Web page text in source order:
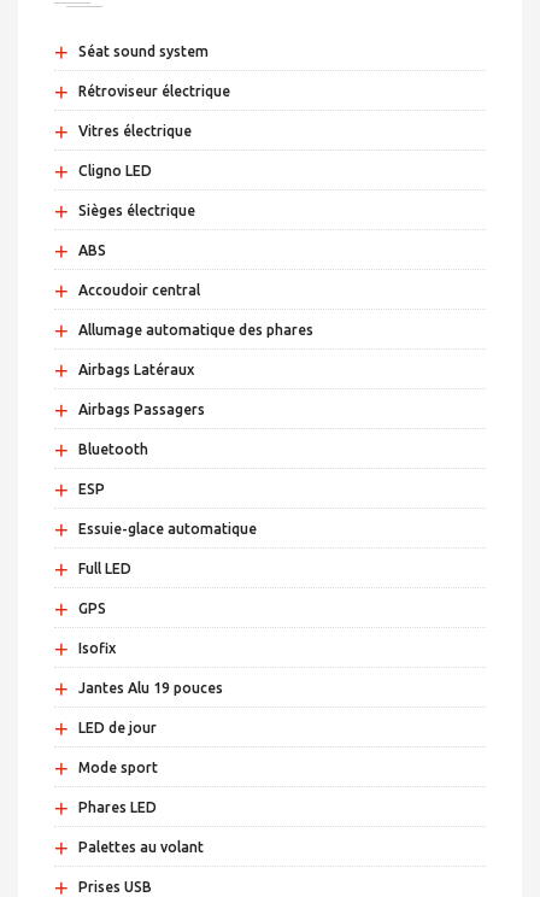
+ Séat sound system
+ Rétroviseur électrique
+ Vitres électrique
+ Cligno LED
+ Sièges électrique
+ ABS
+ Accoudoir central
+ Allumage automatique des phares
+ Airbags Latéraux
+ Airbags Passagers
+ Bluetooth
+ ESP
+ Essuie-glace automatique
+ Full LED
+ GPS
+ Isofix
+ Jantes Alu 19 pouces
+ LED de jour
+ Mode sport
+ Phares LED
+ Palettes au volant
+ Prises USB